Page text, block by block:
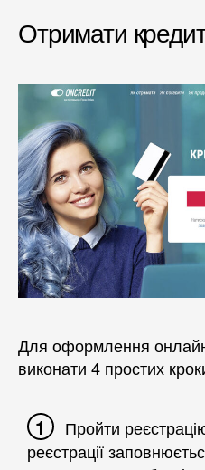
Отримати
Для оформлення
виконати 4 простих
Пройти
реєстрації